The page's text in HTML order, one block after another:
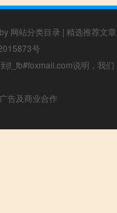
网站分类目录 | 精选推荐文章
号
f_fb#foxmail.com说明，我们
告及商业合作